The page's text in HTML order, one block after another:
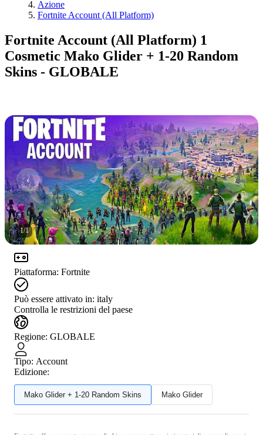
Azione
Fortnite Account (All Platform)
Fortnite Account (All Platform) 1
Cosmetic Mako Glider + 1-20 Random
Skins - GLOBALE
1/1
Piattaforma: Fortnite
Può essere attivato in: italy
Controlla le restrizioni del paese
Regione: GLOBALE
Tipo: Account
Edizione:
Mako Glider + 1-20 Random Skins Mako Glider